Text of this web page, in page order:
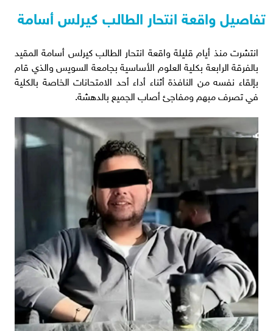
تفاصيل واقعة انتحار الطالب كيرلس أسامة
انتشرت منذ أيام قليلة واقعة انتحار الطالب كيرلس أسامة المقيد
بالفرقة الرابعة بكلية العلوم الأساسية بجامعة السويس والذي قام
بإلقاء نفسه من النافذة أثناء أداء أحد الامتحانات الخاصة بالكلية
في تصرف مبهم ومفاجئ أصاب الجميع بالدهشة.